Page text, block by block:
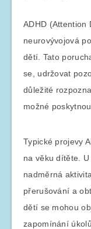
ADHD (Attention
neurovývojová
dětí. Tato
se, udržovat
důležité
možné
Typické projevy
na věku dítěte.
nadměrná
přerušování a
dětí se mohou
zapomínání